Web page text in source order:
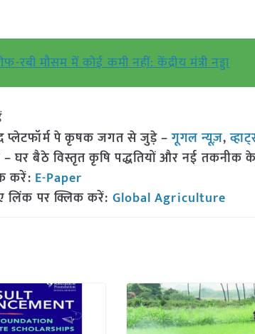
रबी मौसम में कोई कमी नहीं: केंद्रीय मंत्री नड्डा
पे कृषक जगत से जुड़े –गूगल न्यूज़,
– घर बैठे विस्तृत कृषि पद्धतियों और नई तकनीक
करें: E-Paper
लिंक पर क्लिक करें: Global Agriculture